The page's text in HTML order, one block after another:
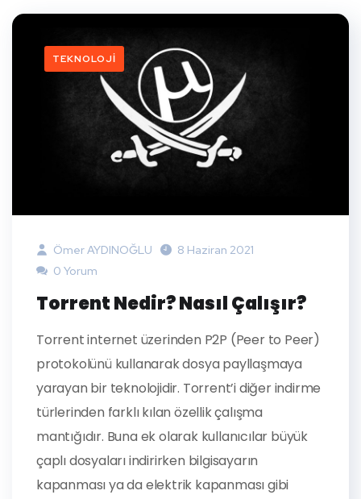
TEKNOLOJI
Ömer AYDINOĞLU
8 Haziran 2021
0 Yorum
Torrent Nedir? Nasıl Çalışır?
Torrent internet üzerinden P2P (Peer to Peer)
protokolünü kullanarak dosya payllaşmaya
yarayan bir teknolojidir. Torrent’i diğer indirme
türlerinden farklı kılan özellik çalışma
mantığıdır. Buna ek olarak kullanıcılar büyük
çaplı dosyaları indirirken bilgisayarın
kapanması ya da elektrik kapanması gibi